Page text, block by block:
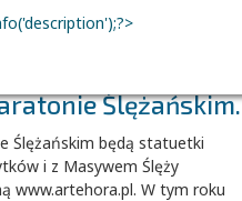
min.
SIĘ Ślężańskim.
Ślężańskim będą statuetki
i z Masywem Ślęży
www.artehora.pl. W tym roku